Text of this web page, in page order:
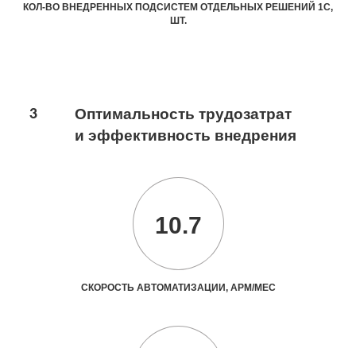
КОЛ-ВО ВНЕДРЕННЫХ ПОДСИСТЕМ ОТДЕЛЬНЫХ РЕШЕНИЙ 1С,
ШТ.
3
Оптимальность трудозатрат
и эффективность внедрения
10.7
СКОРОСТЬ АВТОМАТИЗАЦИИ, АРМ/МЕС